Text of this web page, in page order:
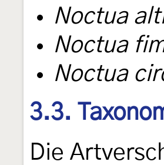
Noctua
Noctua
Noctua
3.3.
Die